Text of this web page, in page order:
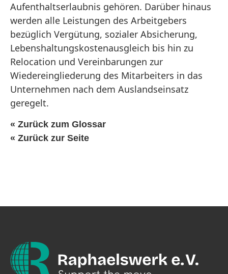
Aufenthaltserlaubnis gehören. Darüber hinaus
werden alle Leistungen des Arbeitgebers
bezüglich Vergütung, sozialer Absicherung,
Lebenshaltungskostenausgleich bis hin zu
Relocation und Vereinbarungen zur
Wiedereingliederung des Mitarbeiters in das
Unternehmen nach dem Auslandseinsatz
geregelt.
« Zurück zum Glossar
« Zurück zur Seite